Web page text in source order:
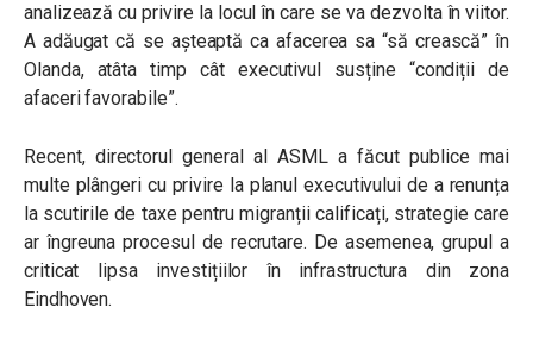
analizează cu privire la locul în care se va dezvolta în viitor.
A adăugat că se așteaptă ca afacerea sa “să crească” în
Olanda, atâta timp cât executivul susține “condiții de
afaceri favorabile”.
Recent, directorul general al ASML a făcut publice mai
multe plângeri cu privire la planul executivului de a renunța
la scutirile de taxe pentru migranții calificați, strategie care
ar îngreuna procesul de recrutare. De asemenea, grupul a
criticat lipsa investițiilor în infrastructura din zona
Eindhoven.